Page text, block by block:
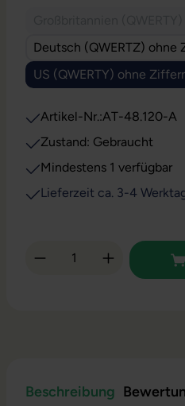
Deutsch (QWERTZ) ohne
US (QWERTY) ohne
Artikel-Nr.:AT-48.120-A
Zustand: Gebraucht
Mindestens 1 verfügbar
Lieferzeit ca. 3-4
Produkt Anzahl:
Beschreibung